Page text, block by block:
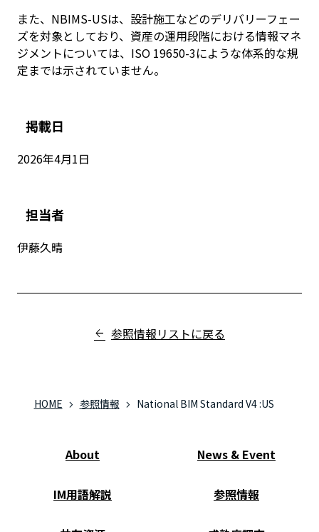
また、NBIMS-USは、設計施工などのデリバリーフェー
ズを対象としており、資産の運用段階における情報マネ
ジメントについては、ISO 19650-3にような体系的な規
定までは示されていません。
掲載日
2026年4月1日
担当者
伊藤久晴
参照情報リストに戻る
HOME 参照情報 National BIM Standard V4 :US
About News & Event
IM用語解説 参照情報